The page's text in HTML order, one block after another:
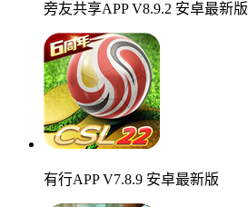
旁友共享APP V8.9.2 安卓最新版
有行APP V7.8.9 安卓最新版